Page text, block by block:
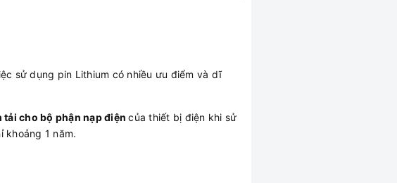
sử dụng pin Lithium có nhiều ưu điểm và dĩ
tải cho bộ phận nạp điệncủa thiết bị điện khi sử
khoảng 1 năm.